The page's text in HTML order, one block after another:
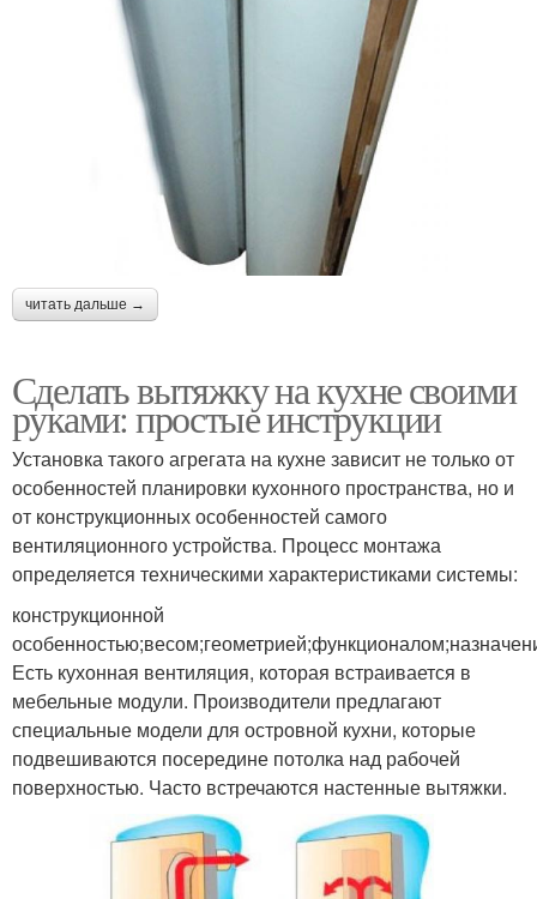
читать дальше →
Сделать вытяжку на кухне своими
руками: простые инструкции
Установка такого агрегата на кухне зависит не только от
особенностей планировки кухонного пространства, но и
от конструкционных особенностей самого
вентиляционного устройства. Процесс монтажа
определяется техническими характеристиками системы:
конструкционной
Есть кухонная вентиляция, которая встраивается в
мебельные модули. Производители предлагают
специальные модели для островной кухни, которые
подвешиваются посередине потолка над рабочей
поверхностью. Часто встречаются настенные вытяжки.